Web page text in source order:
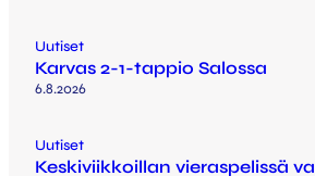
Uutiset
Karvas 2-1-tappio Salossa
6.8.2026
Uutiset
Keskiviikkoillan vieraspelissä